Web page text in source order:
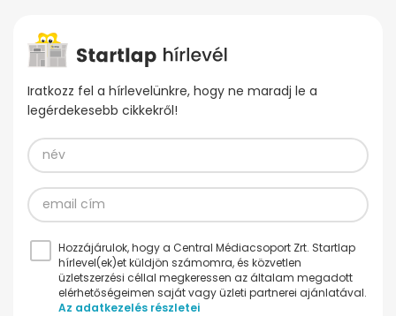
Iratkozz fel a hírlevelünkre, hogy ne maradj le a
legérdekesebb cikkekről!
Hozzájárulok, hogy a Central Médiacsoport Zrt. Startlap
hírlevel(ek)et küldjön számomra, és közvetlen
üzletszerzési céllal megkeressen az általam megadott
elérhetőségeimen saját vagy üzleti partnerei ajánlatával.
Az adatkezelés részletei